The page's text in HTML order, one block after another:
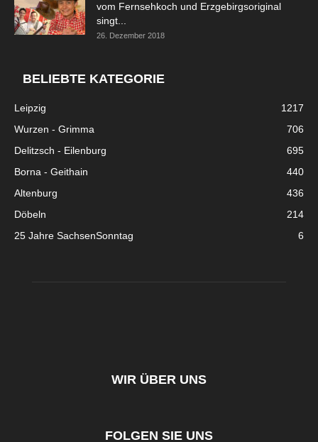
vom Fernsehkoch und Erzgebirgsoriginal
singt...
26. Dezember 2018
BELIEBTE KATEGORIE
Leipzig
1217
Wurzen - Grimma
706
Delitzsch - Eilenburg
695
Borna - Geithain
440
Altenburg
436
Döbeln
214
25 Jahre SachsenSonntag
6
WIR ÜBER UNS
FOLGEN SIE UNS